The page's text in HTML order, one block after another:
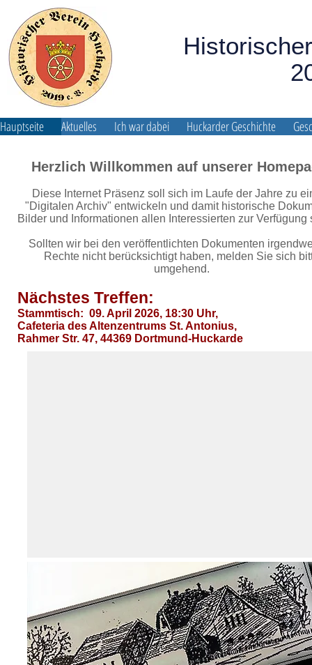
Hauptseite Aktuelles Ich war dabei Huckarder Geschichte
Herzlich Willkommen auf unserer
Diese Internet Präsenz soll sich im Laufe der Jahre zu
"Digitalen Archiv" entwickeln und damit historische
Bilder und Informationen allen Interessierten zur Verfügung
Sollten wir bei den veröffentlichten Dokumenten
Rechte nicht berücksichtigt haben, melden Sie sich
umgehend.
Nächstes Treffen:
Stammtisch: 09. April 2026, 18:30 Uhr,
Cafeteria des Altenzentrums St. Antonius,
Rahmer Str. 47, 44369 Dortmund-Huckarde